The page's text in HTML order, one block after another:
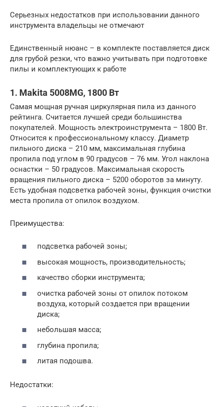
Серьезных недостатков при использовании данного
инструмента владельцы не отмечают
Единственный нюанс – в комплекте поставляется диск
для грубой резки, что важно учитывать при подготовке
пилы и комплектующих к работе
1. Makita 5008MG, 1800 Вт
Самая мощная ручная циркулярная пила из данного
рейтинга. Считается лучшей среди большинства
покупателей. Мощность электроинструмента – 1800 Вт.
Относится к профессиональному классу. Диаметр
пильного диска – 210 мм, максимальная глубина
пропила под углом в 90 градусов – 76 мм. Угол наклона
оснастки – 50 градусов. Максимальная скорость
вращения пильного диска – 5200 оборотов за минуту.
Есть удобная подсветка рабочей зоны, функция очистки
места пропила от опилок воздухом.
Преимущества:
подсветка рабочей зоны;
высокая мощность, производительность;
качество сборки инструмента;
очистка рабочей зоны от опилок потоком
воздуха, который создается при вращении
диска;
небольшая масса;
глубина пропила;
литая подошва.
Недостатки: